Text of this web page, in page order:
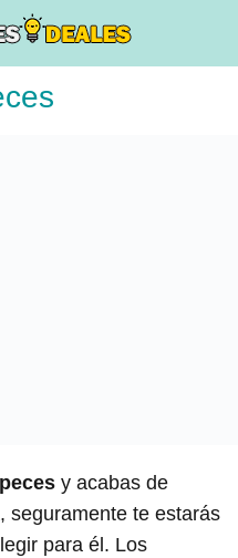
y acabas de
seguramente te estarás
para él. Los